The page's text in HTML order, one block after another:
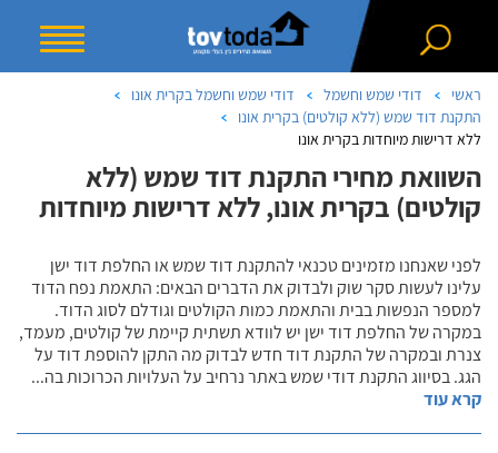
ראשי דודי שמש וחשמל
דודי שמש וחשמל בקרית אונו
התקנת דוד שמש (ללא קולטים) בקרית אונו
ללא דרישות מיוחדות בקרית אונו
השוואת מחירי התקנת דוד שמש (ללא
קולטים) בקרית אונו, ללא דרישות מיוחדות
לפני שאנחנו מזמינים טכנאי להתקנת דוד שמש או החלפת דוד ישן
עלינו לעשות סקר שוק ולבדוק את הדברים הבאים: התאמת נפח הדוד
למספר הנפשות בבית והתאמת כמות הקולטים וגודלם לסוג הדוד.
במקרה של החלפת דוד ישן יש לוודא תשתית קיימת של קולטים, מעמד,
צנרת ובמקרה של התקנת דוד חדש לבדוק מה התקן להוספת דוד על
הגג. בסיווג התקנת דודי שמש באתר נרחיב על העלויות הכרוכות בה...
קרא עוד